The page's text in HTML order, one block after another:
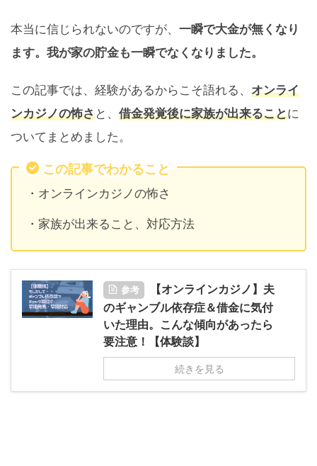
本当に信じられないのですが、 一瞬で大金が無くなり
ます。我が家の貯金も一瞬でなくなりました。
この記事では、経験があるからこそ語れる、 オンライ
ンカジノの怖さと、 借金発覚後に家族が出来ることに
ついてまとめました。
この記事でわかること
・オンラインカジノの怖さ
・家族が出来ること、対応方法
参考
【オンラインカジノ】夫
のギャンブル依存症＆借金に気付
いた理由。こんな傾向があったら
要注意！【体験談】
続きを見る